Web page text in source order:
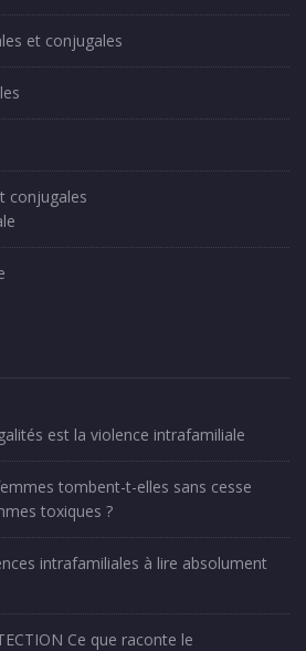
et conjugales
conjugales
est la violence intrafamiliale
tombent-t-elles sans cesse
toxiques ?
intrafamiliales à lire absolument
Ce que raconte le